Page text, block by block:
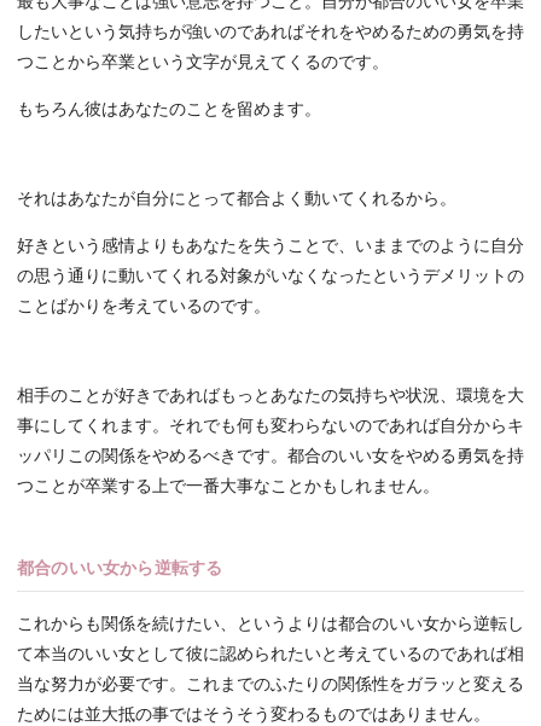
したいという気持ちが強いのであればそれをやめるための勇気を持
つことから卒業という文字が見えてくるのです。
もちろん彼はあなたのことを留めます。
それはあなたが自分にとって都合よく動いてくれるから。
好きという感情よりもあなたを失うことで、いままでのように自分
の思う通りに動いてくれる対象がいなくなったというデメリットの
ことばかりを考えているのです。
相手のことが好きであればもっとあなたの気持ちや状況、環境を大
事にしてくれます。それでも何も変わらないのであれば自分からキ
ッパリこの関係をやめるべきです。都合のいい女をやめる勇気を持
つことが卒業する上で一番大事なことかもしれません。
都合のいい女から逆転する
これからも関係を続けたい、というよりは都合のいい女から逆転し
て本当のいい女として彼に認められたいと考えているのであれば相
当な努力が必要です。これまでのふたりの関係性をガラッと変える
ためには並大抵の事ではそうそう変わるものではありません。